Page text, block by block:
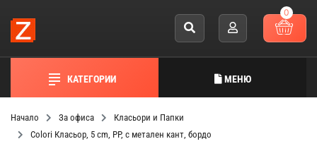
0
КАТЕГОРИИ МЕНЮ
Начало За офиса
Класьори и Папки
Colori Класьор, 5 cm, PP, с метален кант, бордо